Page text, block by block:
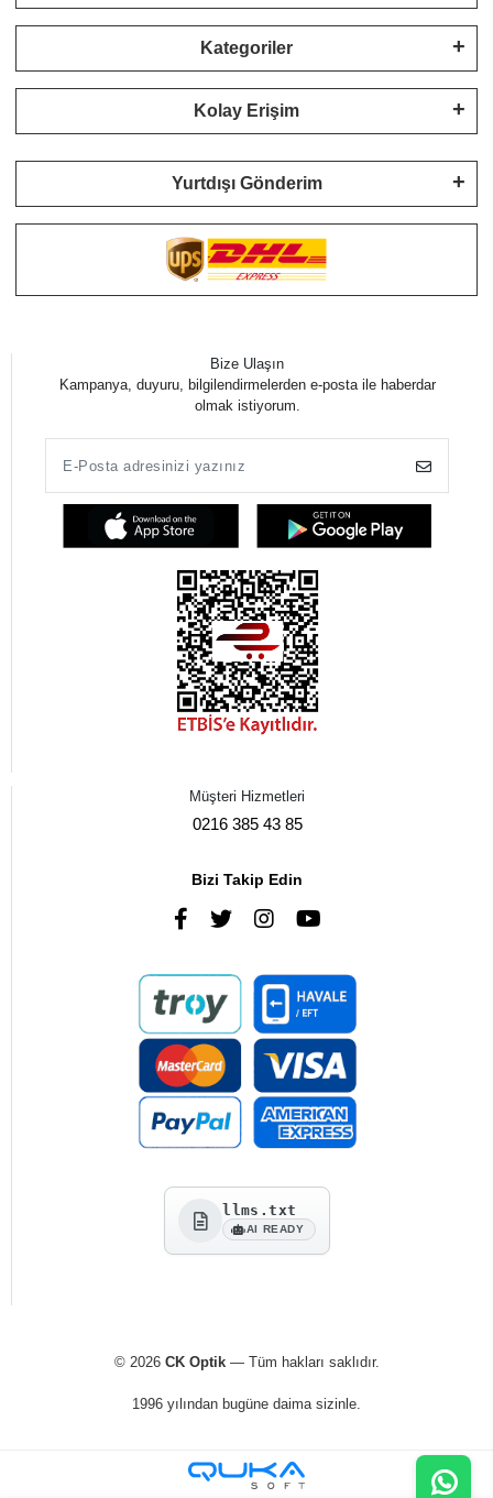
Kategoriler
Kolay Erişim
Yurtdışı Gönderim
Bize Ulaşın
Kampanya, duyuru, bilgilendirmelerden e-posta ile haberdar
olmak istiyorum.
Müşteri Hizmetleri
0216 385 43 85
Bizi Takip Edin
llms.txt
AI READY
© 2026 CK Optik— Tüm hakları saklıdır.
1996 yılından bugüne daima sizinle.